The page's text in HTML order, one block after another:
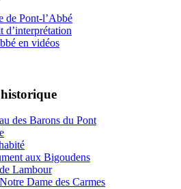
de Pont-l’Abbé
d’interprétation
en vidéos
des Barons du Pont
aux Bigoudens
Lambour
Dame des Carmes